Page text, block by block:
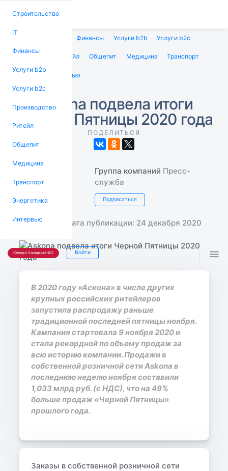
Строительство
IT
Финансы
Услуги b2b
Услуги b2c
Производство
Ритейл
Общепит
Медицина
Транспорт
Энергетика
Интервью
Северо-Западный ФО Войти 
Финансы Услуги b2b Услуги b2c
Ритейл Общепит Медицина Транспорт
Энергетика Интервью
Askona подвела итоги
Черной Пятницы 2020 года
ПОДЕЛИТЬСЯ
Группа компаний Пресс-
служба
Подписаться
Дата публикации: 24 декабря 2020
В 2020 году «Аскона» в числе других
крупных российских ритейлеров
запустила распродажу раньше
традиционной последней пятницы ноября.
Кампания стартовала 9 ноября 2020 и
стала рекордной по объему продаж за
всю историю компании. Продажи в
собственной розничной сети Askonа в
последнюю неделю ноября составили
1,033 млрд руб. (с НДС), что на 49%
больше продаж «Черной Пятницы»
прошлого года.
Заказы в собственной розничной сети